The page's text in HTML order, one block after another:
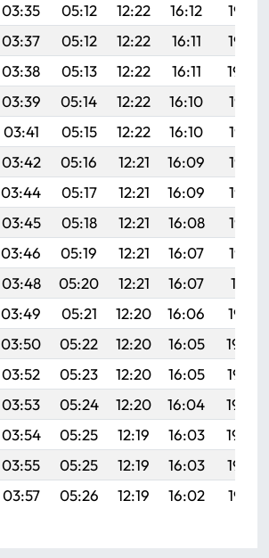
03:35 05:12 12:22 16:12
19:23
03:37 05:12 12:22 16:11
19:22
03:38 05:13 12:22 16:11
19:20
03:39 05:14 12:22 16:10
19:19
03:41 05:15 12:22 16:10
19:18
03:42 05:16 12:21 16:09
19:17
03:44 05:17 12:21 16:09
19:15
03:45 05:18 12:21 16:08
19:14
03:46 05:19 12:21 16:07
19:13
03:48 05:20 12:21 16:07
19:11
03:49 05:21 12:20 16:06
19:10
03:50 05:22 12:20 16:05
19:09
03:52 05:23 12:20 16:05
19:07
03:53 05:24 12:20 16:04
19:06
03:54 05:25 12:19 16:03
19:04
03:55 05:25 12:19 16:03
19:03
03:57 05:26 12:19 16:02 19:01